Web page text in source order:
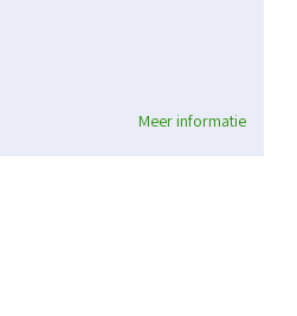
Meer informatie